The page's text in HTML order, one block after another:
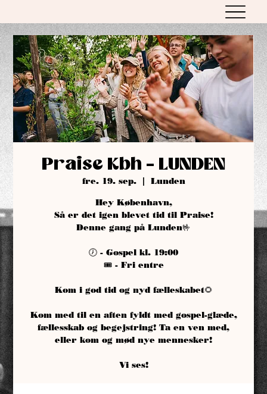
Praise Kbh - LUNDEN
fre. 19. sep.
  |
Lunden
Hey København,
Så er det igen blevet tid til Praise!
Denne gang på Lunden🤟
🕖 - Gospel kl. 19:00
🎟️ - Fri entre
Kom i god tid og nyd fælleskabet🌻
Kom med til en aften fyldt med gospel-glæde,
fællesskab og begejstring! Ta en ven med,
eller kom og mød nye mennesker!
Vi ses!